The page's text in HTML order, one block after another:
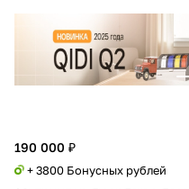
190 000 ₽
+ 3800 Бонусных рублей